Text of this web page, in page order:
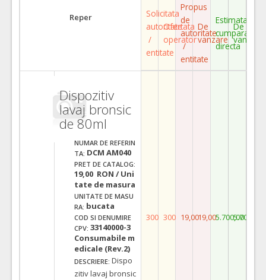
Reper
Solicitata
autoritate
/
entitate
Ofertata
operator
Propus
de
autoritate
/
entitate
De
vanzare
Estimata
cumparare
directa
De
vanzare
Dispozitiv
lavaj bronsic
de 80ml
NUMAR DE REFERIN
TA: DCM AM040
PRET DE CATALOG:
19,00 RON / Uni
tate de masura
UNITATE DE MASU
RA: bucata
COD SI DENUMIRE
CPV: 33140000-3
Consumabile m
edicale (Rev.2)
DESCRIERE: Dispo
zitiv lavaj bronsic
300 300 19,0019,005.700,005.700,00